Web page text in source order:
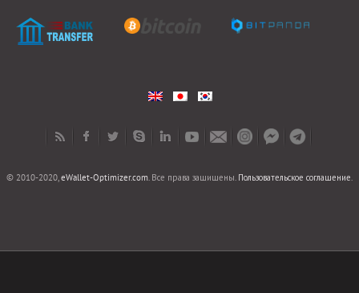
© 2010-2020, eWallet-Optimizer.com . Все права защищены. Пользовательское соглашение